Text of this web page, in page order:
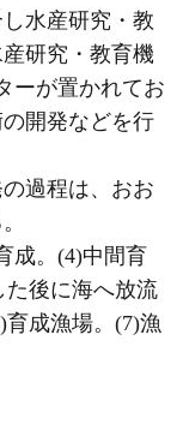
水産研究・教
研究・教育機
ーが置かれてお
開発などを行
過程は、おお
成。(4)中間育
た後に海へ放流
成漁場。(7)漁